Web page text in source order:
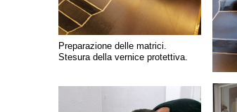
Preparazione delle matrici.
Stesura della vernice protettiva.